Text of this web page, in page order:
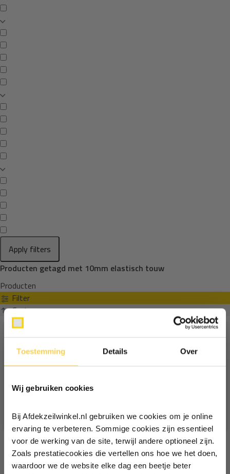
Toestemming Details Over
Wij gebruiken cookies
Bij Afdekzeilwinkel.nl gebruiken we cookies om je online
ervaring te verbeteren. Sommige cookies zijn essentieel
voor de werking van de site, terwijl andere optioneel zijn.
Zoals prestatiecookies die vertellen ons hoe we het doen,
waardoor we de website elke dag een beetje beter
Apply filters
Producten getagd met 10mm elastisch touw
Producten
Filter
Sorteren op
Ontvang €5,- korting!
Schrijf je in voor de nieuwsbrief en
Vul je e-mailadres in‍⁪⁪
Particulier Zakelijk